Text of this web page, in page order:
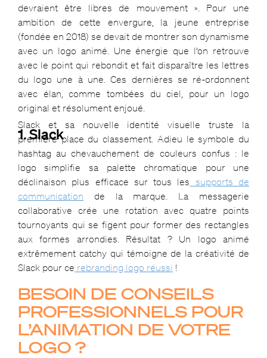
devraient être libres de mouvement ». Pour une
ambition de cette envergure, la jeune entreprise
(fondée en 2018) se devait de montrer son dynamisme
avec un logo animé. Une énergie que l’on retrouve
avec le point qui rebondit et fait disparaître les lettres
du logo une à une. Ces dernières se ré-ordonnent
avec élan, comme tombées du ciel, pour un logo
original et résolument enjoué.
1. Slack
Slack et sa nouvelle identité visuelle truste la
première place du classement. Adieu le symbole du
hashtag au chevauchement de couleurs confus : le
logo simplifie sa palette chromatique pour une
déclinaison plus efficace sur tous les supports de
communication de la marque. La messagerie
collaborative crée une rotation avec quatre points
tournoyants qui se figent pour former des rectangles
aux formes arrondies. Résultat ? Un logo animé
extrêmement catchy qui témoigne de la créativité de
Slack pour ce rebranding logo réussi !
BESOIN DE CONSEILS
PROFESSIONNELS POUR
L’ANIMATION DE VOTRE
LOGO ?